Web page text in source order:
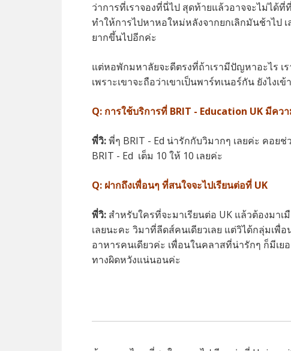
ว่าการที่เราจองที่นี่ไป สุดท้ายแล้วอาจจะไม่ได้ที่
ทำให้การไปหาหอใหม่หลังจากยกเลิกมันช้าไป
ยากขึ้นไปอีกค่ะ
แต่หอพักมหาลัยจะดีตรงที่ถ้าเรามีปัญหาอะไร เ
เพราะเขาจะถือว่าเขาเป็นพาร์ทเนอร์กัน ยังไงเข้
Q: การใช้บริการที่ BRIT - Education UK มีคว
พี่วิ:พี่ๆ BRIT - Ed น่ารักกับวิมากๆ เลยค่ะ คอย
BRIT - Ed เต็ม 10 ให้ 10 เลยค่ะ
Q: ฝากถึงเพื่อนๆ ที่สนใจจะไปเรียนต่อที่ UK
พี่วิ: สำหรับใครที่จะมาเรียนต่อ UK แล้วต้องมา
เลยนะคะ วิมาที่ลีดส์คนเดียวเลย แต่วิได้กลุ่มเ
อาหารคนเดียวค่ะ เพื่อนในคลาสที่น่ารักๆ ก็มีเ
ทางผิดหวังแน่นอนค่ะ